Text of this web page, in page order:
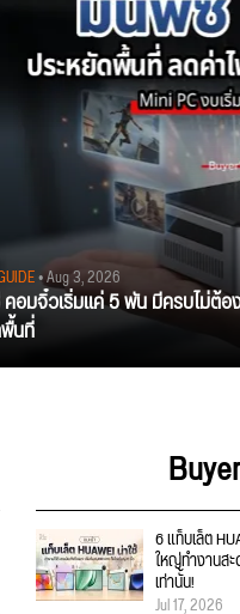
• Aug 3, 2026
อมจิ๋วเริ่มแค่ 5 พัน มีครบไม่ต้
นที่
6 แท็บเล็ต
ใหญ่ทำงานส
เท่านั้น!
Jul 17, 2026